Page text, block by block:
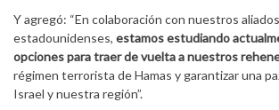
Y agregó: “En colaboración con nuestros aliados
estadounidenses, estamos estudiando
opciones para traer de vuelta a nuestros
régimen terrorista de Hamas y garantizar una
Israel y nuestra región”.